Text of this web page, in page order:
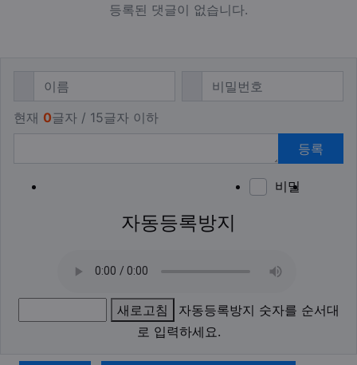
등록된 댓글이 없습니다.
댓글쓰기
필수 비밀번호필수
현재 0글자 / 15글자 이하
등록
비밀
자동등록방지
새로고침
자동등록방지 숫자를 순서대
로 입력하세요.